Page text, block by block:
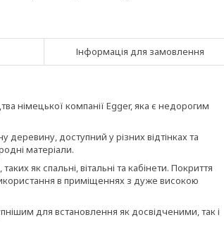
Інформація для замовлення
німецької компанії Egger, яка є недорогим
доступний у різних відтінках та
матеріали.
як спальні, вітальні та кабінети. Покриття
в приміщеннях з дуже високою
для встановлення як досвідченими, так і